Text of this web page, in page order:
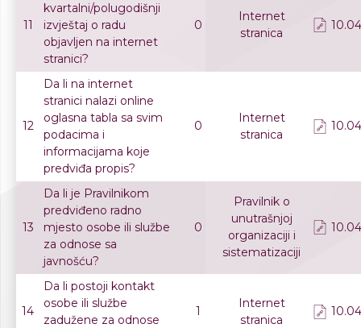
11
kvartalni/polugodišnji
izvještaj o radu
objavljen na internet
stranici?
0
Internet
stranica
12
Da li na internet
stranici nalazi online
oglasna tabla sa svim
podacima i
informacijama koje
predviđa propis?
0
Internet
stranica
13
Da li je Pravilnikom
predviđeno radno
mjesto osobe ili službe
za odnose sa
javnošću?
0
Pravilnik o
unutrašnjoj
organizaciji i
sistematizaciji
14
Da li postoji kontakt
osobe ili službe
zadužene za odnose
1
Internet
stranica